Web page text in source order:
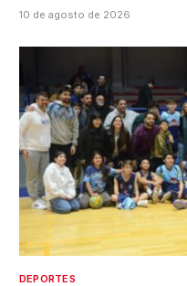
10 de agosto de 2026
DEPORTES